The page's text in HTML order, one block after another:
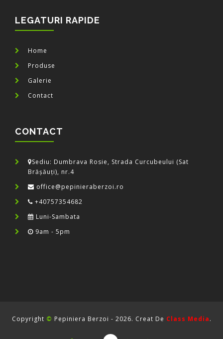
LEGATURI RAPIDE
Home
Produse
Galerie
Contact
CONTACT
Sediu: Dumbrava Rosie, Strada Curcubeului (Sat
Brășăuți), nr.4
office@pepinieraberzoi.ro
+40757354682
Luni-Sambata
9am - 5pm
Copyright © Pepiniera Berzoi - 2026. Creat De Class Media.